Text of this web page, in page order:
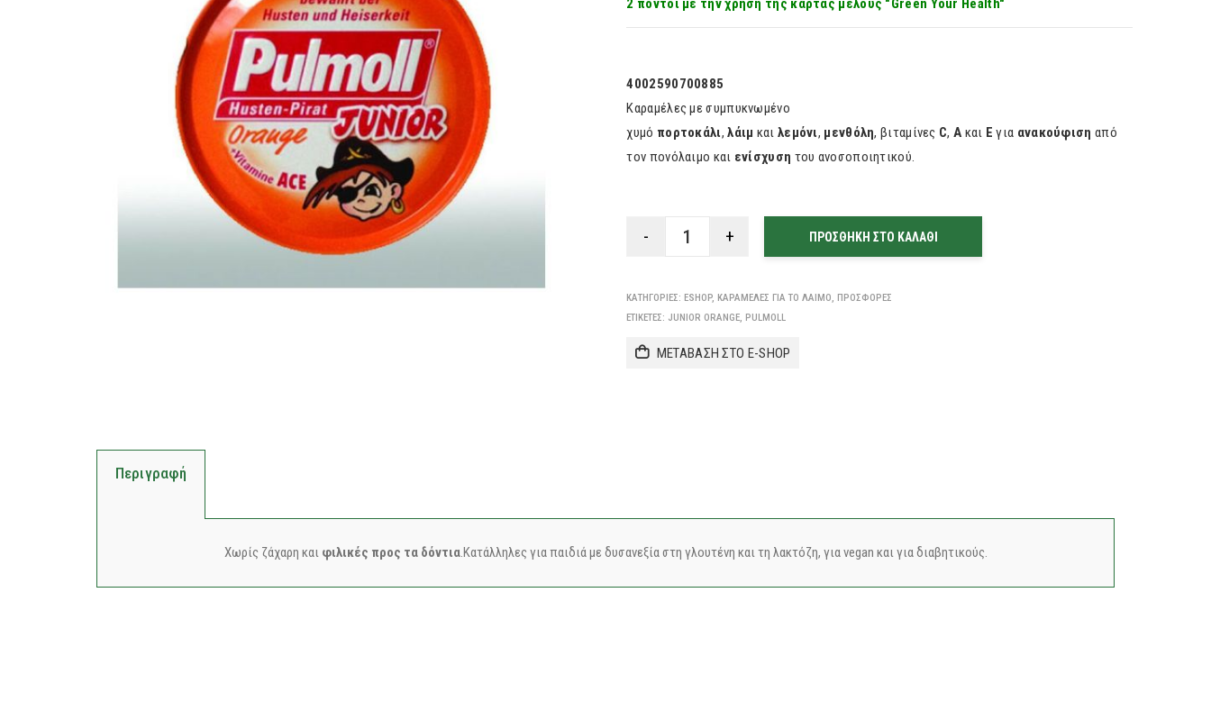
4002590700885
Καραμέλες με συμπυκνωμένο
χυμό πορτοκάλι,λάιμ και λεμόνι, μενθόλη, βιταμίνες C, A και Ε για ανακούφιση από
τον πονόλαιμο και ενίσχυση του ανοσοποιητικού.
2 πόντοι με την χρήση της κάρτας μέλους "Green Your Health"
ΠΡΟΣΘΉΚΗ ΣΤΟ ΚΑΛΆΘΙ
ΚΑΤΗΓΟΡΊΕΣ: ESHOP, ΚΑΡΑΜΈΛΕΣ ΓΙΑ ΤΟ ΛΑΙΜΌ, ΠΡΟΣΦΟΡΈΣ
ΕΤΙΚΈΤΕΣ: JUNIOR ORANGE, PULMOLL
ΜΕΤΑΒΑΣΗ ΣΤΟ E-SHOP
Περιγραφή
Χωρίς ζάχαρη και φιλικές προς τα δόντια.Κατάλληλες για παιδιά με δυσανεξία στη γλουτένη και τη λακτόζη, για vegan και για διαβητικούς.